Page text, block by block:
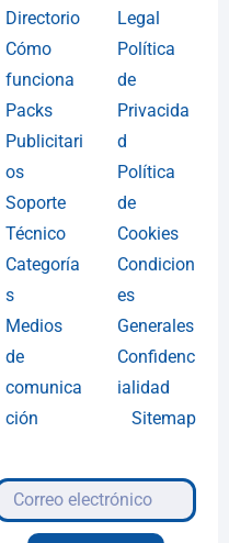
Directorio
Cómo
funciona
Packs
Publicitari
os
Soporte
Técnico
Categoría
s
Medios
de
comunica
ción
Legal
Política
de
Privacida
d
Política
de
Cookies
Condicion
es
Generales
Confidenc
ialidad
Sitemap